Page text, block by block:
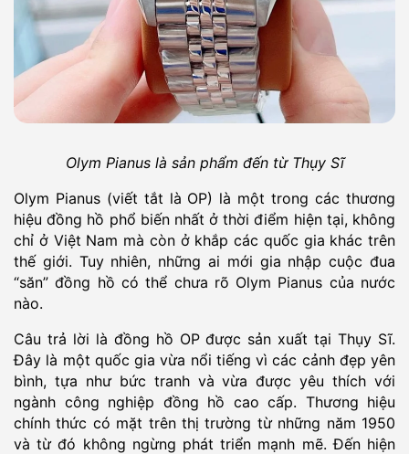
Olym Pianus là sản phẩm đến từ Thụy Sĩ
Olym Pianus (viết tắt là OP) là một trong các thương
hiệu đồng hồ phổ biến nhất ở thời điểm hiện tại, không
chỉ ở Việt Nam mà còn ở khắp các quốc gia khác trên
thế giới. Tuy nhiên, những ai mới gia nhập cuộc đua
“săn” đồng hồ có thể chưa rõ Olym Pianus của nước
nào.
Câu trả lời là đồng hồ OP được sản xuất tại Thụy Sĩ.
Đây là một quốc gia vừa nổi tiếng vì các cảnh đẹp yên
bình, tựa như bức tranh và vừa được yêu thích với
ngành công nghiệp đồng hồ cao cấp. Thương hiệu
chính thức có mặt trên thị trường từ những năm 1950
và từ đó không ngừng phát triển mạnh mẽ. Đến hiện